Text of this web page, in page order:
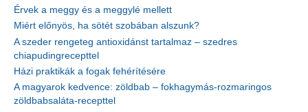
Érvek a meggy és a meggylé mellett
Miért előnyös, ha sötét szobában alszunk?
A szeder rengeteg antioxidánst tartalmaz – szedres
chiapudingrecepttel
Házi praktikák a fogak fehérítésére
A magyarok kedvence: zöldbab – fokhagymás-rozmaringos
zöldbabsaláta-recepttel